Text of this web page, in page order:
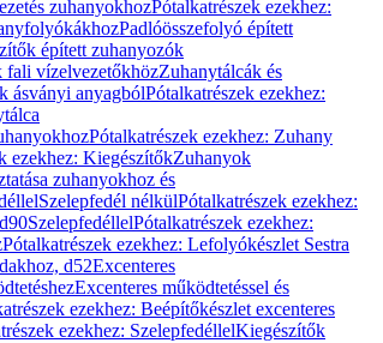
zuhanyokhozPótalkatrészek ezekhez:
Padlóösszefolyó épített
épített zuhanyozók
fali vízelvezetőkhözZuhanytálcák és
ásványi anyagbólPótalkatrészek ezekhez:
Pótalkatrészek ezekhez: Zuhany
ezekhez: KiegészítőkZuhanyok
zuhanyokhoz és
Szelepfedél nélkülPótalkatrészek ezekhez:
SzelepfedéllelPótalkatrészek ezekhez:
Pótalkatrészek ezekhez: Lefolyókészlet Sestra
d52Excenteres
Excenteres működtetéssel és
ezekhez: Beépítőkészlet excenteres
ezekhez: SzelepfedéllelKiegészítők